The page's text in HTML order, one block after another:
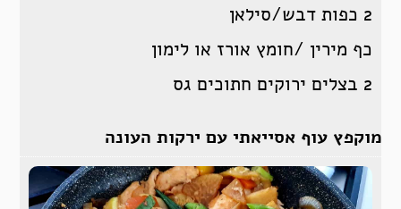
2 כפות דבש/סילאן
כף מירין /חומץ אורז או לימון
2 בצלים ירוקים חתוכים גס
מוקפץ עוף אסייאתי עם ירקות העונה